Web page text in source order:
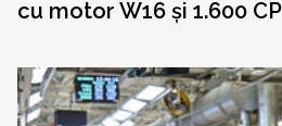
cu motor W16 și 1.600 CP